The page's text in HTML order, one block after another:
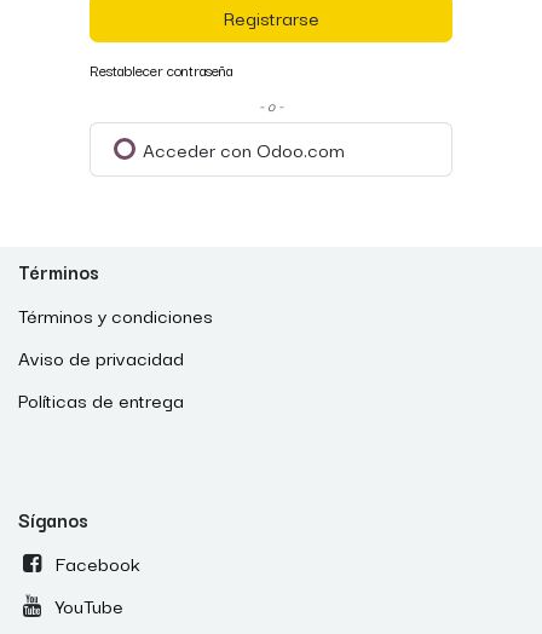
Registrarse
Restablecer contraseña
- o -
Acceder con Odoo.com
Términos
Términos y condiciones
Aviso de privacidad
Políticas de entrega
Síganos
Facebook
YouTube